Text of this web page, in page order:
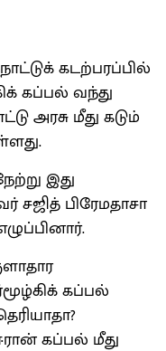
கடற்பரப்பில்
கப்பல் வந்து
அரசு மீது கடும்
இது
சஜித் பிரேமதாசா
கப்பல்
கப்பல் மீது